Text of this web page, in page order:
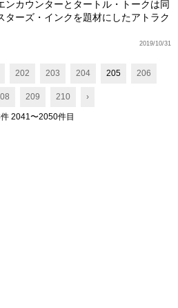
ンカウンターとタートル・トークは同
ターズ・インクを題材にしたアトラク
2019/10/31
202 203 204 205 206
209 210 ›
2041〜2050件目